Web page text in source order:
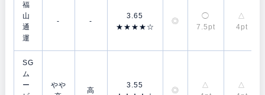
福
山
通
運
- -
3.65
★★★★☆
◎
◯
7.5pt
△
4pt
SG
ム
ー
やや
高
3.55
◎
△
△